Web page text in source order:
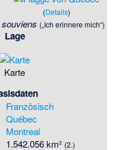
(Details)
(„Ich erinnere mich“)
Lage
Karte
Französisch
Québec
Montreal
1.542.056 km² (2.)